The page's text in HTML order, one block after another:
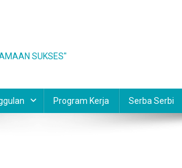
SUKSES"
Program Kerja Serba Serbi